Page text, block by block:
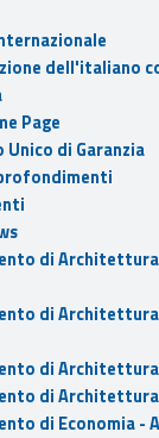
dell'italiano
Page
di Garanzia
di Architettura
di Architettura
di
di Architettura
di Economia -